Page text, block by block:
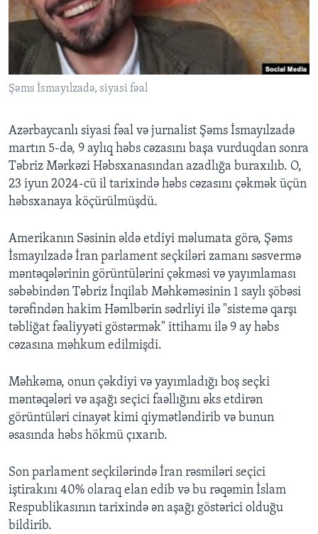
BIZI IZLƏYIN
Şəms İsmayılzadə, siyasi fəal
Azərbaycanlı siyasi fəal və jurnalist Şəms İsmayılzadə
martın 5-də, 9 aylıq həbs cəzasını başa vurduqdan sonra
Təbriz Mərkəzi Həbsxanasından azadlığa buraxılıb. O,
23 iyun 2024-cü il tarixində həbs cəzasını çəkmək üçün
həbsxanaya köçürülmüşdü.
Amerikanın Səsinin əldə etdiyi məlumata görə, Şəms
İsmayılzadə İran parlament seçkiləri zamanı səsvermə
məntəqələrinin görüntülərini çəkməsi və yayımlaması
səbəbindən Təbriz İnqilab Məhkəməsinin 1 saylı şöbəsi
tərəfindən hakim Həmlbərin sədrliyi ilə "sistemə qarşı
təbliğat fəaliyyəti göstərmək" ittihamı ilə 9 ay həbs
cəzasına məhkum edilmişdi.
Məhkəmə, onun çəkdiyi və yayımladığı boş seçki
məntəqələri və aşağı seçici faəllığını əks etdirən
görüntüləri cinayət kimi qiymətləndirib və bunun
əsasında həbs hökmü çıxarıb.
Son parlament seçkilərində İran rəsmiləri seçici
iştirakını 40% olaraq elan edib və bu rəqəmin İslam
Respublikasının tarixində ən aşağı göstərici olduğu
bildirib.